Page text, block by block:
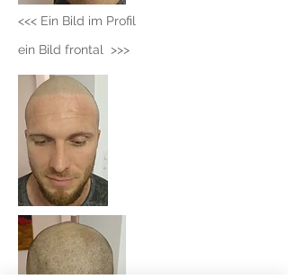
<<< Ein Bild im Profil
ein Bild frontal >>>